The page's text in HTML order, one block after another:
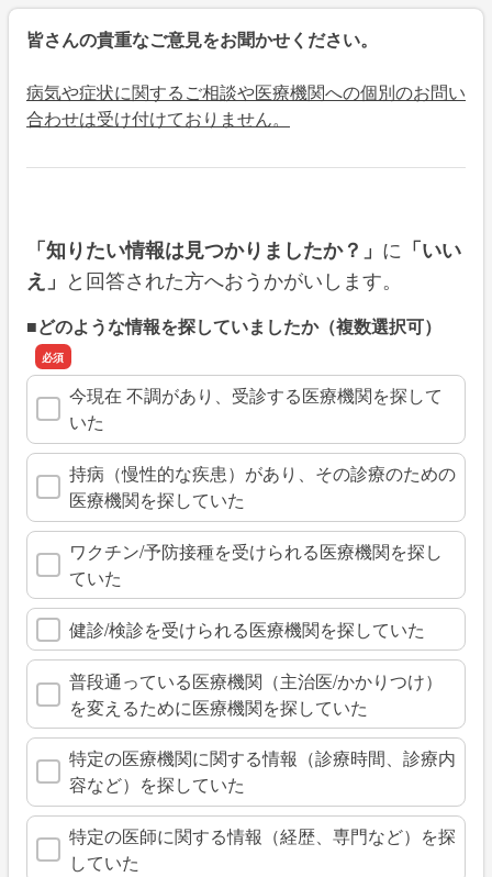
皆さんの貴重なご意見をお聞かせください。
病気や症状に関するご相談や医療機関への個別のお問い
合わせは受け付けておりません。
「知りたい情報は見つかりましたか？」 に 「いい
え」 と回答された方へおうかがいします。
■どのような情報を探していましたか（複数選択可）
今現在 不調があり、受診する医療機関を探して
いた
持病（慢性的な疾患）があり、その診療のための
医療機関を探していた
ワクチン/予防接種を受けられる医療機関を探し
ていた
健診/検診を受けられる医療機関を探していた
普段通っている医療機関（主治医/かかりつけ）
を変えるために医療機関を探していた
特定の医療機関に関する情報（診療時間、診療内
容など）を探していた
特定の医師に関する情報（経歴、専門など）を探
していた